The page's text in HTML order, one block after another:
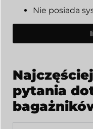
Nie posiada
pytania